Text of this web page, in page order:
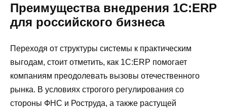
Преимущества внедрения 1С:ERP
для российского бизнеса
Переходя от структуры системы к практическим
выгодам, стоит отметить, как 1С:ERP помогает
компаниям преодолевать вызовы отечественного
рынка. В условиях строгого регулирования со
стороны ФНС и Роструда, а также растущей